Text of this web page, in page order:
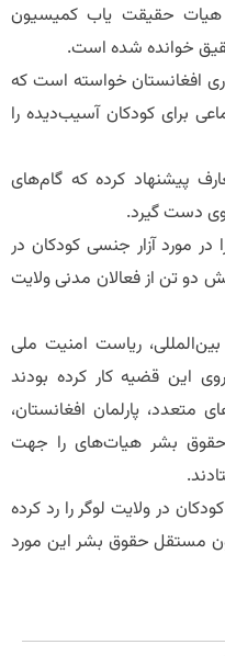
هیات حقیقت یاب کمیسیون
خوانده شده است.
افغانستان خواسته است که
برای کودکان آسیب‌دیده را
پیشنهاد کرده که گام‌های
دست گیرد.
در مورد آزار جنسی کودکان در
دو تن از فعالان مدنی ولایت
ریاست امنیت ملی
این قضیه کار کرده بودند
پارلمان افغانستان،
بشر هیات‌های را جهت
در ولایت لوگر را رد کرده
مستقل حقوق بشر این مورد